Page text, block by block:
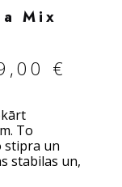
Mix
€
To
stipra un
stabilas un,